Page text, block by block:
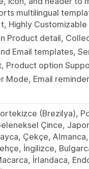
multilingual
Highly
Product detail,
Email templates,
Product option
Email
(Brezilya),
Çince,
Çekçe,
İngilizce,
İrlandaca,